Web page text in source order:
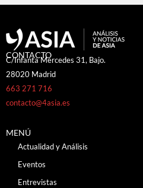
CONTACTO
C/Infanta Mercedes 31, Bajo.
28020 Madrid
663 271 716
contacto@4asia.es
MENÚ
Actualidad y Análisis
Eventos
Entrevistas